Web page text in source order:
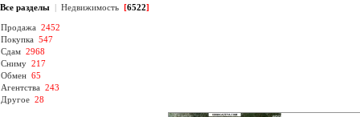
Все разделы | Недвижимость [6522]
Продажа 2452
Покупка 547
Сдам 2968
Сниму 217
Обмен 65
Агентства 243
Другое 28